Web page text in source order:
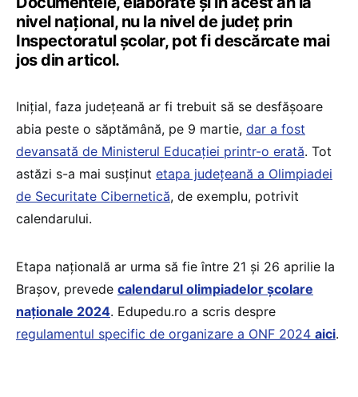
nivel național, nu la nivel de județ prin
Inspectoratul școlar, pot fi descărcate mai
jos din articol.
Inițial, faza județeană ar fi trebuit să se desfășoare
abia peste o săptămână, pe 9 martie, dar a fost
devansată de Ministerul Educației printr-o erată. Tot
astăzi s-a mai susținut etapa județeană a Olimpiadei
de Securitate Cibernetică, de exemplu, potrivit
calendarului.
Etapa națională ar urma să fie între 21 și 26 aprilie la
Brașov, prevede calendarul olimpiadelor școlare
naționale 2024. Edupedu.ro a scris despre
regulamentul specific de organizare a ONF 2024 aici.